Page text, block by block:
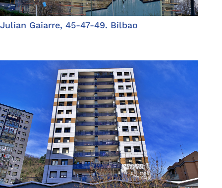
Julian Gaiarre, 45-47-49. Bilbao